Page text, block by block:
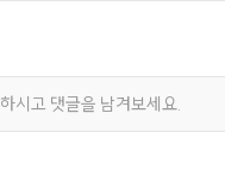
하시고 댓글을 남겨보세요.